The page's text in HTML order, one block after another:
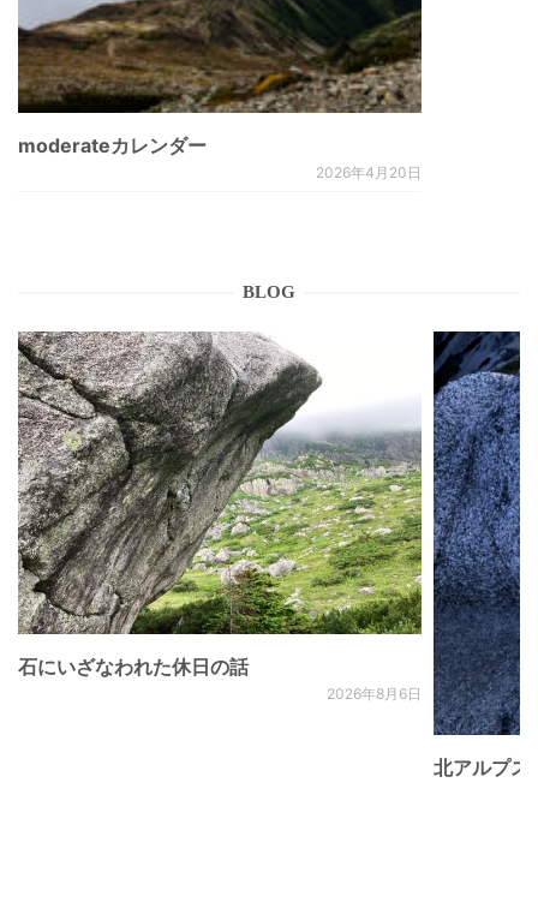
moderateカレンダー
2026年4月20日
BLOG
石にいざなわれた休日の話
2026年8月6日
北アルプ